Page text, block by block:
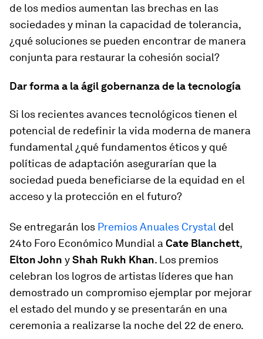
de los medios aumentan las brechas en las
sociedades y minan la capacidad de tolerancia,
¿qué soluciones se pueden encontrar de manera
conjunta para restaurar la cohesión social?
Dar forma a la ágil gobernanza de la tecnología
Si los recientes avances tecnológicos tienen el
potencial de redefinir la vida moderna de manera
fundamental ¿qué fundamentos éticos y qué
políticas de adaptación asegurarían que la
sociedad pueda beneficiarse de la equidad en el
acceso y la protección en el futuro?
Se entregarán los Premios Anuales Crystal del
24to Foro Económico Mundial a Cate Blanchett,
Elton John yShah Rukh Khan. Los premios
celebran los logros de artistas líderes que han
demostrado un compromiso ejemplar por mejorar
el estado del mundo y se presentarán en una
ceremonia a realizarse la noche del 22 de enero.